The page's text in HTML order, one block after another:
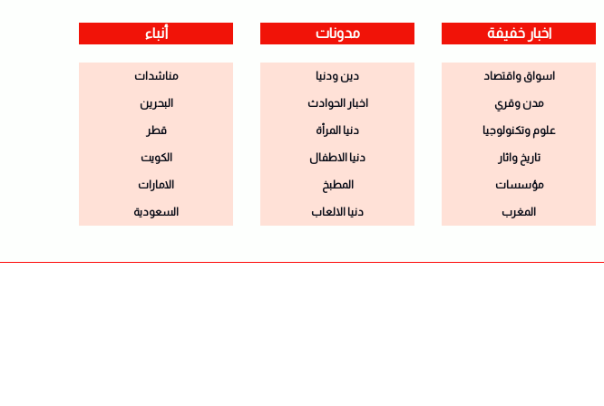
اخبار خفيفة
اسواق واقتصاد
مدن وقري
علوم وتكنولوجيا
تاريخ واثار
مؤسسات
المغرب
مدونات
دين ودنيا
اخبار الحوادث
دنيا المرأة
دنيا الاطفال
المطبخ
دنيا الالعاب
أنباء
مناشدات
البحرين
قطر
الكويت
الامارات
السعودية